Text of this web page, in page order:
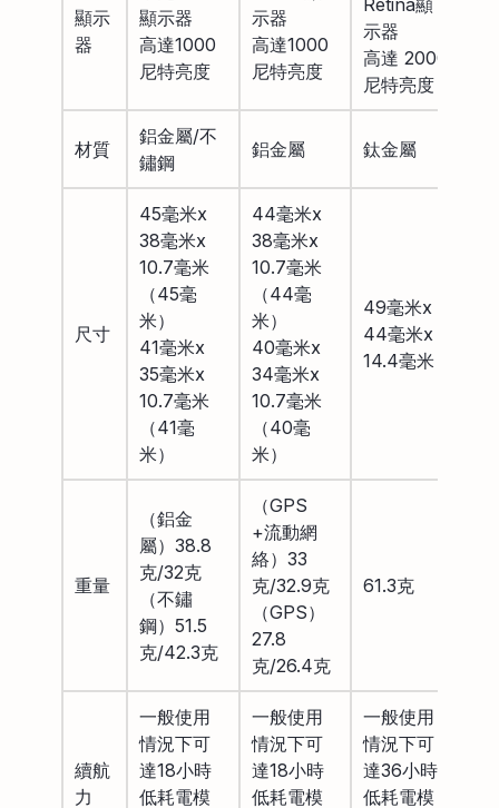
顯示
器
顯示器
高達1000
尼特亮度
示器
高達1000
尼特亮度
示器
高達 2000
尼特亮度
材質
鋁金屬/不
鏽鋼
鋁金屬 鈦金屬
尺寸
45毫米x
38毫米x
10.7毫米
（45毫
米）
41毫米x
35毫米x
10.7毫米
（41毫
米）
44毫米x
38毫米x
10.7毫米
（44毫
米）
40毫米x
34毫米x
10.7毫米
（40毫
米）
49毫米x
44毫米x
14.4毫米
重量
（鋁金
屬）38.8
克/32克
（不鏽
鋼）51.5
克/42.3克
（GPS
+流動網
絡）33
克/32.9克
（GPS）
27.8
克/26.4克
61.3克
續航
力
一般使用
情況下可
達18小時
低耗電模
一般使用
情況下可
達18小時
低耗電模
一般使用
情況下可
達36小時
低耗電模